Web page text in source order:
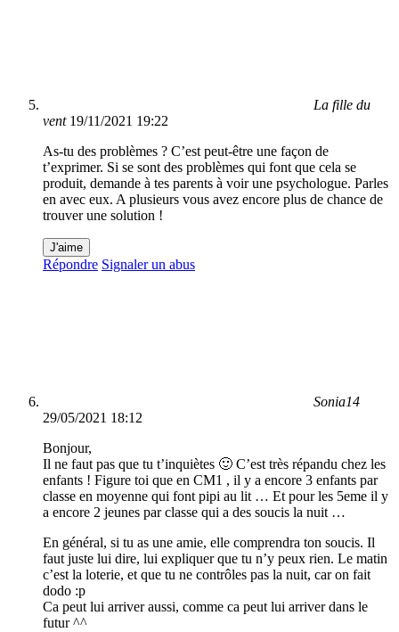
La fille du
vent 19/11/2021 19:22
As-tu des problèmes ? C’est peut-être une façon de
t’exprimer. Si se sont des problèmes qui font que cela se
produit, demande à tes parents à voir une psychologue. Parles
en avec eux. A plusieurs vous avez encore plus de chance de
trouver une solution !
J'aime
Répondre Signaler un abus
Sonia14
29/05/2021 18:12
Bonjour,
Il ne faut pas que tu t’inquiètes 🙂 C’est très répandu chez les
enfants ! Figure toi que en CM1 , il y a encore 3 enfants par
classe en moyenne qui font pipi au lit … Et pour les 5eme il y
a encore 2 jeunes par classe qui a des soucis la nuit …
En général, si tu as une amie, elle comprendra ton soucis. Il
faut juste lui dire, lui expliquer que tu n’y peux rien. Le matin
c’est la loterie, et que tu ne contrôles pas la nuit, car on fait
dodo :p
Ca peut lui arriver aussi, comme ca peut lui arriver dans le
futur ^^